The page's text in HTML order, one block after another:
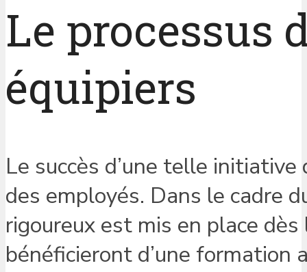
Le processus
équipiers
Le succès d’une telle
des employés. Dans le cadre
rigoureux est mis en place
bénéficieront d’une formation